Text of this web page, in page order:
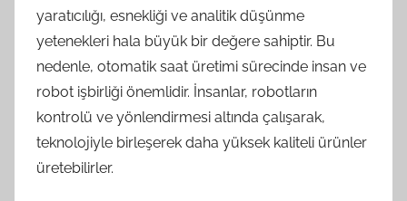
yaratıcılığı, esnekliği ve analitik düşünme
yetenekleri hala büyük bir değere sahiptir. Bu
nedenle, otomatik saat üretimi sürecinde insan ve
robot işbirliği önemlidir. İnsanlar, robotların
kontrolü ve yönlendirmesi altında çalışarak,
teknolojiyle birleşerek daha yüksek kaliteli ürünler
üretebilirler.